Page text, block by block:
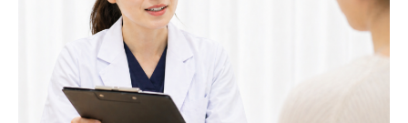
言語